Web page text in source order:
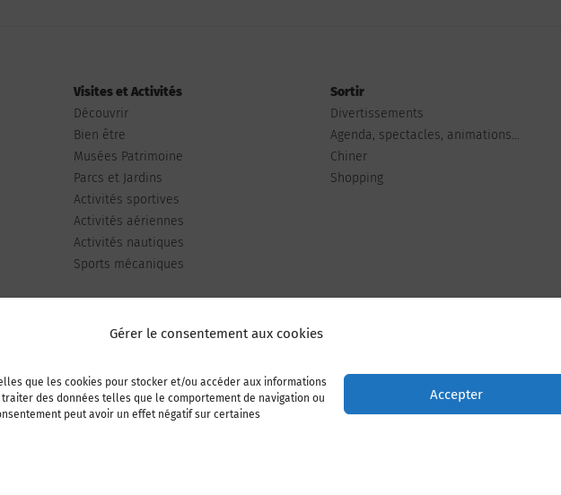
Gérer le consentement aux cookies
que les cookies pour stocker et/ou accéder aux informations
des données telles que le comportement de navigation ou
peut avoir un effet négatif sur certaines
Accepter
Visites et Activités
Découvrir
Bien être
Musées Patrimoine
Parcs et Jardins
Activités sportives
Activités aériennes
Activités nautiques
Sports mécaniques
Sortir
Divertissements
Agenda, spectacles, animations...
Chiner
Shopping
Publiez votre annonce Adhérer à l’association Nous contacter